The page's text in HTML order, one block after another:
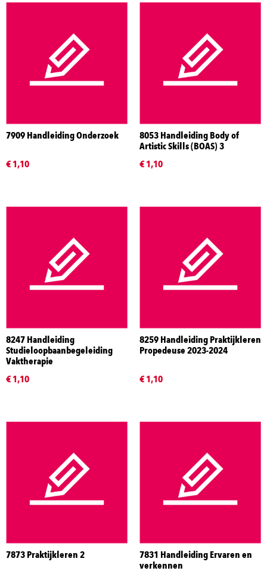
7909 Handleiding Onderzoek
€ 1,10
8053 Handleiding Body of
Artistic Skills (BOAS) 3
€ 1,10
8247 Handleiding
Studieloopbaanbegeleiding
Vaktherapie
€ 1,10
8259 Handleiding Praktijkleren
Propedeuse 2023-2024
€ 1,10
7873 Praktijkleren 2
7831 Handleiding Ervaren en
verkennen